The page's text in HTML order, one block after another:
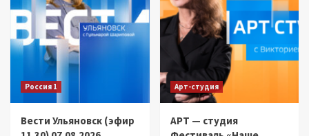
Россия 1
Вести Ульяновск (эфир
Арт-студия
АРТ — студия